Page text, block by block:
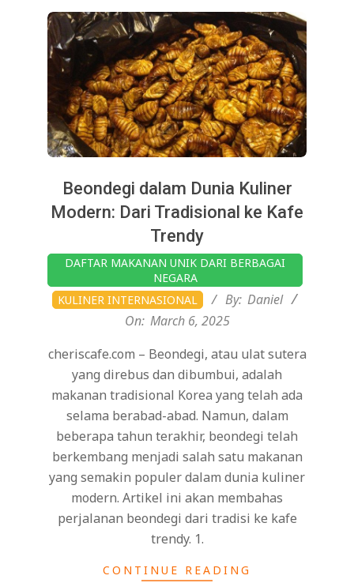
Beondegi dalam Dunia Kuliner
Modern: Dari Tradisional ke Kafe
Trendy
2025-
06
DAFTAR MAKANAN UNIK DARI BERBAGAI
NEGARA
KULINER INTERNASIONAL
By: Daniel
On: March 6, 2025
cheriscafe.com – Beondegi, atau ulat sutera
yang direbus dan dibumbui, adalah
makanan tradisional Korea yang telah ada
selama berabad-abad. Namun, dalam
beberapa tahun terakhir, beondegi telah
berkembang menjadi salah satu makanan
yang semakin populer dalam dunia kuliner
modern. Artikel ini akan membahas
perjalanan beondegi dari tradisi ke kafe
trendy. 1.
CONTINUE READING